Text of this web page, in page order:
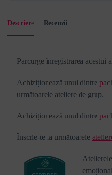
Descriere Recenzii
Parcurge înregistrarea acestui
Achiziționează unul dintre
următoarele ateliere de grup.
Achiziționează unul dintre
Înscrie-te la următoarele